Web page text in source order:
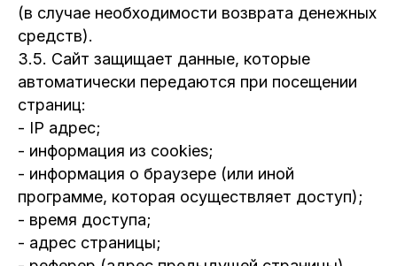
(в случае необходимости возврата денежных
средств).
3.5. Сайт защищает данные, которые
автоматически передаются при посещении
страниц:
- IP адрес;
- информация из cookies;
- информация о браузере (или иной
программе, которая осуществляет доступ);
- время доступа;
- адрес страницы;